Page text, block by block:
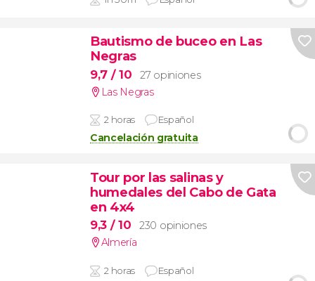
Bautismo de buceo en Las
Negras
9,7 / 10
27 opiniones
Las Negras
2 horas Español
Cancelación gratuita
Tour por las salinas y
humedales del Cabo de Gata
en 4x4
9,3 / 10
230 opiniones
Almería
2 horas Español